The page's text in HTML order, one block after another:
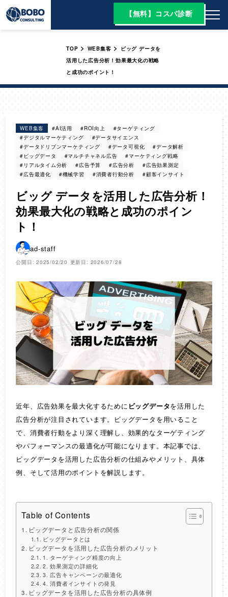
【無料】コスパ診断
TOP > WEB集客 >
ビッグ データを
活用した広告分析！効果最大化の戦略
と成功のポイント！
WEB集客 #AI活用 #ROI向上
#ターゲティング
#デジタルマーケティング
#データサイエンス
#データドリブンマーケティング
#データ可視化
#データ解析
#ビッグデータ
#マルチチャネル広告
#マーケティング戦略
#リアルタイム分析
#広告予算 #広告分析
#広告効果測定
#広告最適化
#機械学習 #消費者行動分析 #顧客インサイト
ビッグ データを活用した広告分析！
効果最大化の戦略と成功のポイン
ト！
ad-staff
公開日: 2025/02/20 更新日: 2026/07/28
近年、広告効果を最大化するために ビッグデータを活用した
広告分析が注目されています。ビッグデータを用いること
で、消費者行動をより深く理解し、効果的なターゲティング
やパフォーマンスの最適化が可能になります。本記事では、
ビッグデータを活用した広告分析の仕組みやメリット、具体
例、そして活用のポイントを解説します。
Table of Contents
ビッグデータと広告分析の関係
ビッグデータとは
ビッグデータを活用した広告分析のメリット
1. ターゲティング精度の向上
2. 効果測定の詳細化
3. 広告キャンペーンの最適化
4. 消費者インサイトの発見
ビッグデータを活用した広告分析の具体例